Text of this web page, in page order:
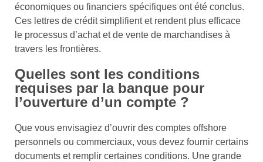
économiques ou financiers spécifiques ont été conclus.
Ces lettres de crédit simplifient et rendent plus efficace
le processus d’achat et de vente de marchandises à
travers les frontières.
Quelles sont les conditions
requises par la banque pour
l’ouverture d’un compte ?
Que vous envisagiez d’ouvrir des comptes offshore
personnels ou commerciaux, vous devez fournir certains
documents et remplir certaines conditions. Une grande